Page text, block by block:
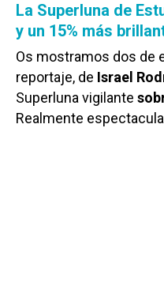
La Superluna de
y un 15% más
Os mostramos dos de
reportaje, de Israel
Superluna vigilante
Realmente